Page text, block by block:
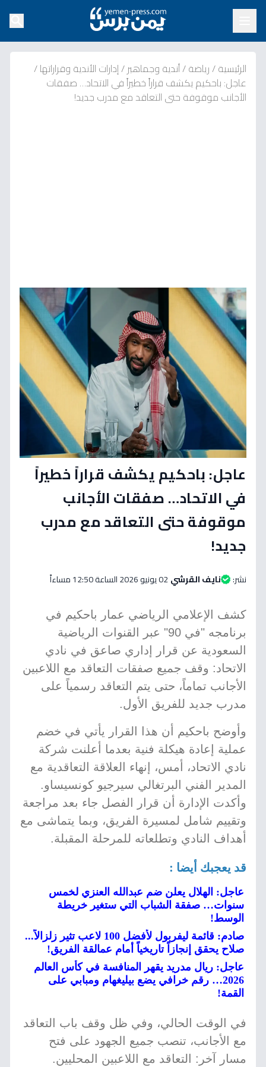
الرئيسية/رياضة/أندية وجماهير /إدارات الأندية وقراراتها/
عاجل: باحكيم يكشف قراراً خطيراً في الاتحاد… صفقات
الأجانب موقوفة حتى التعاقد مع مدرب جديد!
عاجل: باحكيم يكشف قراراً خطيراً
في الاتحاد… صفقات الأجانب
موقوفة حتى التعاقد مع مدرب
جديد!
نشر: نايف القرشي02 يونيو 2026 الساعة 12:50 مساءاً
كشف الإعلامي الرياضي عمار باحكيم في
برنامجه "في 90" عبر القنوات الرياضية
السعودية عن قرار إداري صاعق في نادي
الاتحاد: وقف جميع صفقات التعاقد مع اللاعبين
الأجانب تماماً، حتى يتم التعاقد رسمياً على
مدرب جديد للفريق الأول.
وأوضح باحكيم أن هذا القرار يأتي في خضم
عملية إعادة هيكلة فنية بعدما أعلنت شركة
نادي الاتحاد، أمس، إنهاء العلاقة التعاقدية مع
المدير الفني البرتغالي سيرجيو كونسيساو.
وأكدت الإدارة أن قرار الفصل جاء بعد مراجعة
وتقييم شامل لمسيرة الفريق، وبما يتماشى مع
أهداف النادي وتطلعاته للمرحلة المقبلة.
قد يعجبك أيضا :
عاجل: الهلال يعلن ضم عبدالله العنزي لخمس
سنوات… صفقة الشباب التي ستغير خريطة
الوسط!
صادم: قائمة ليفربول لأفضل 100 لاعب تثير زلزالاً...
صلاح يحقق إنجازاً تاريخياً أمام عمالقة الفريق!
عاجل: ريال مدريد يقهر المنافسة في كأس العالم
2026… رقم خرافي يضع بيليغهام ومبابي على
القمة!
في الوقت الحالي، وفي ظل وقف باب التعاقد
مع الأجانب، تنصب جميع الجهود على فتح
مسار آخر: التعاقد مع اللاعبين المحليين.